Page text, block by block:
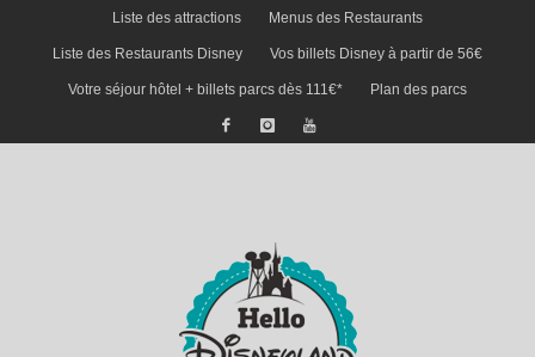
Liste des attractions Menus des Restaurants
Liste des Restaurants Disney Vos billets Disney à partir de 56€
Votre séjour hôtel + billets parcs dès 111€* Plan des parcs